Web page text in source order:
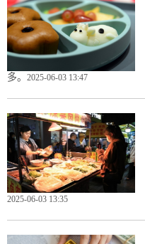
多。 2025-06-03 13:47
2025-06-03 13:35